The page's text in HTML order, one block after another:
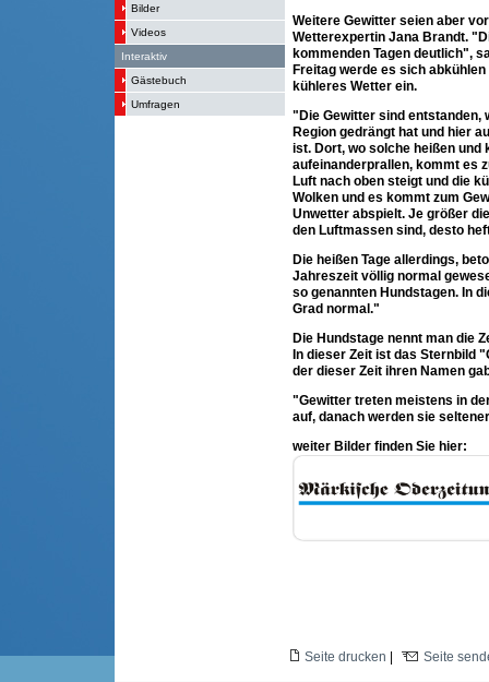
Bilder
Videos
Interaktiv
Gästebuch
Umfragen
Weitere Gewitter seien aber
Wetterexpertin Jana Brandt.
kommenden Tagen deutlich",
Freitag werde es sich
kühleres Wetter ein.
"Die Gewitter sind entstanden,
Region gedrängt hat und hier
ist. Dort, wo solche heißen und
aufeinanderprallen, kommt es
Luft nach oben steigt und die
Wolken und es kommt zum
Unwetter abspielt. Je größer
den Luftmassen sind, desto
Die heißen Tage allerdings,
Jahreszeit völlig normal
so genannten Hundstagen. In
Grad normal."
Die Hundstage nennt man die
In dieser Zeit ist das Sternbild
der dieser Zeit ihren Namen
"Gewitter treten meistens in
auf, danach werden sie
weiter Bilder finden Sie hier:
Seite drucken Seite